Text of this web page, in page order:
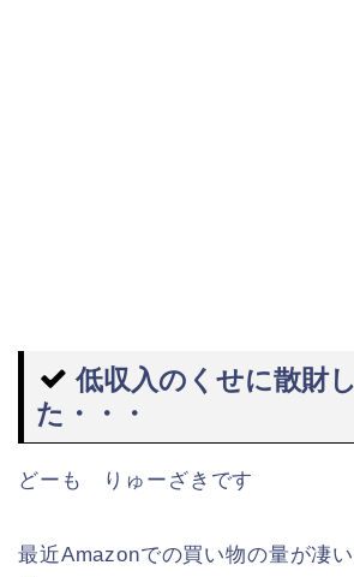
低収入のくせに散財
た・・・
どーも りゅーざきです
最近Amazonでの買い物の量が凄